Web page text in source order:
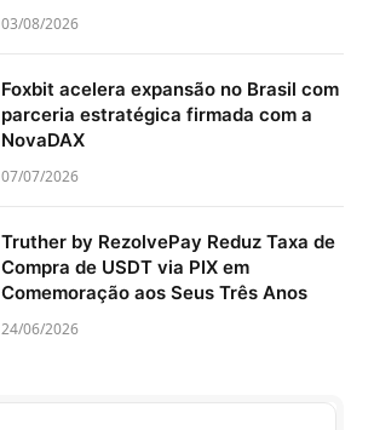
03/08/2026
Foxbit acelera expansão no Brasil com
parceria estratégica firmada com a
NovaDAX
07/07/2026
Truther by RezolvePay Reduz Taxa de
Compra de USDT via PIX em
Comemoração aos Seus Três Anos
24/06/2026